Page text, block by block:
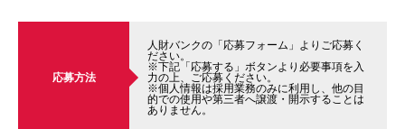
応募方法
人財バンクの「応募フォーム」よりご応募く
ださい。
※下記「応募する」ボタンより必要事項を入
力の上、ご応募ください。
※個人情報は採用業務のみに利用し、他の目
的での使用や第三者へ譲渡・開示することは
ありません。